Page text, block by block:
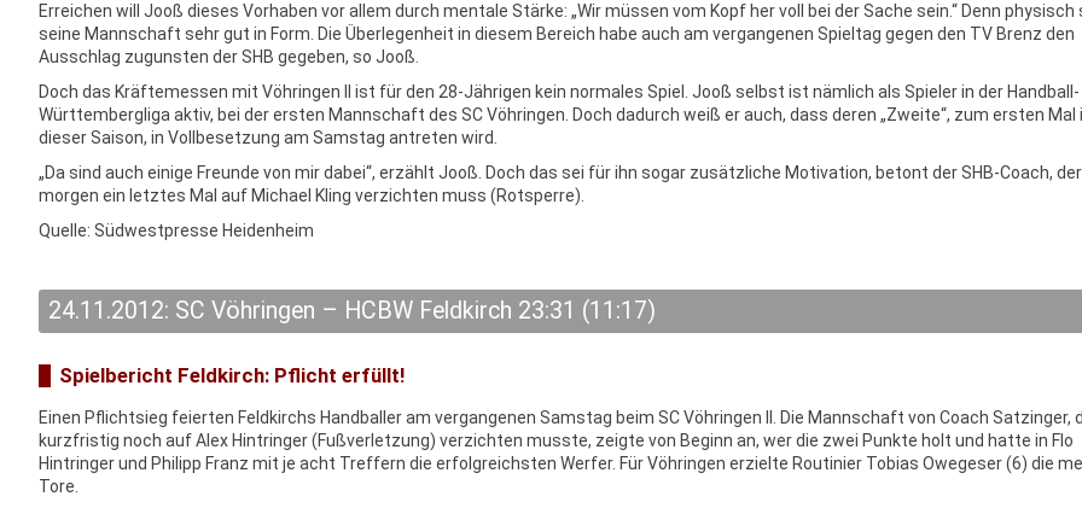
Erreichen will Jooß dieses Vorhaben vor allem durch mentale Stärke: „Wir müssen vom Kopf her voll bei der Sache sein.“ Denn physisch
seine Mannschaft sehr gut in Form. Die Überlegenheit in diesem Bereich habe auch am vergangenen Spieltag gegen den TV Brenz den
Ausschlag zugunsten der SHB gegeben, so Jooß.
Doch das Kräftemessen mit Vöhringen II ist für den 28-Jährigen kein normales Spiel. Jooß selbst ist nämlich als Spieler in der Handball-
Württembergliga aktiv, bei der ersten Mannschaft des SC Vöhringen. Doch dadurch weiß er auch, dass deren „Zweite“, zum ersten Mal
dieser Saison, in Vollbesetzung am Samstag antreten wird.
„Da sind auch einige Freunde von mir dabei“, erzählt Jooß. Doch das sei für ihn sogar zusätzliche Motivation, betont der SHB-Coach, der
morgen ein letztes Mal auf Michael Kling verzichten muss (Rotsperre).
Quelle: Südwestpresse Heidenheim
24.11.2012: SC Vöhringen – HCBW Feldkirch 23:31 (11:17)
Spielbericht Feldkirch: Pflicht erfüllt!
Einen Pflichtsieg feierten Feldkirchs Handballer am vergangenen Samstag beim SC Vöhringen II. Die Mannschaft von Coach Satzinger,
kurzfristig noch auf Alex Hintringer (Fußverletzung) verzichten musste, zeigte von Beginn an, wer die zwei Punkte holt und hatte in Flo
Hintringer und Philipp Franz mit je acht Treffern die erfolgreichsten Werfer. Für Vöhringen erzielte Routinier Tobias Owegeser (6) die
Tore.